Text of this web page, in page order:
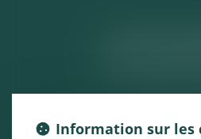
Information sur les